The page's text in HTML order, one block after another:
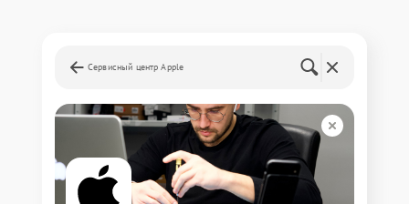
Сервисный центр Apple